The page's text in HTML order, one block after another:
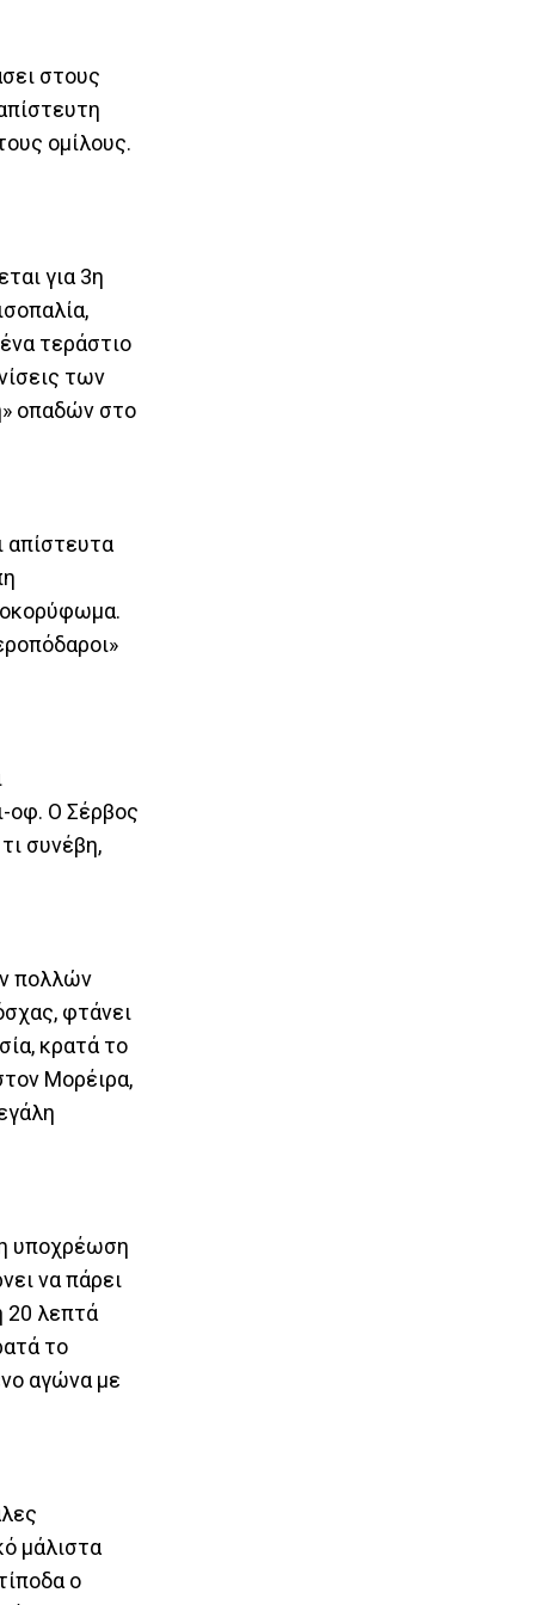
στους
ομίλους.
για 3η
τεράστιο
των
οπαδών στο
απίστευτα
οφ. Ο Σέρβος
συνέβη,
πολλών
φτάνει
κρατά το
Μορέιρα,
υποχρέωση
να πάρει
20 λεπτά
το
αγώνα με
μάλιστα
ο